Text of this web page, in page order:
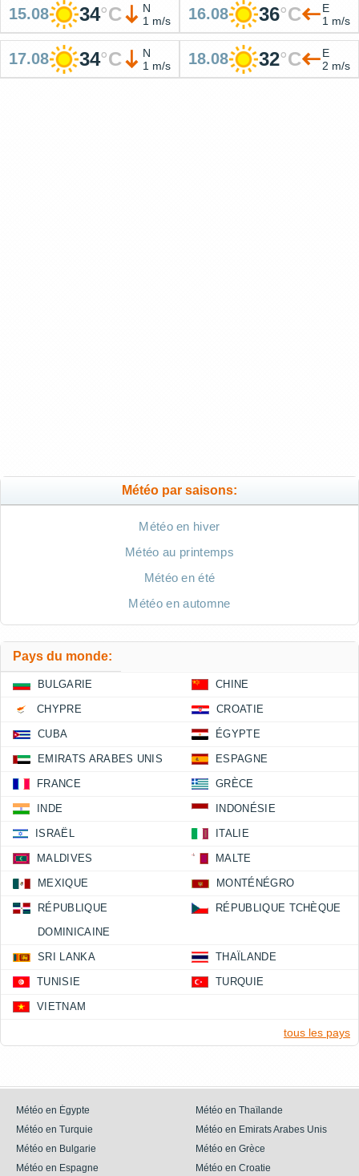
15.08 34°C
N
1 m/s
16.08 36°C
E
1 m/s
17.08 34°C
N
1 m/s
18.08 32°C
E
2 m/s
Météo par saisons:
Météo en hiver
Météo au printemps
Météo en été
Météo en automne
Pays du monde:
BULGARIE CHINE
CHYPRE CROATIE
CUBA ÉGYPTE
EMIRATS ARABES UNIS ESPAGNE
FRANCE GRÈCE
INDE INDONÉSIE
ISRAËL ITALIE
MALDIVES MALTE
MEXIQUE MONTÉNÉGRO
RÉPUBLIQUE
DOMINICAINE
RÉPUBLIQUE TCHÈQUE
SRI LANKA THAÏLANDE
TUNISIE TURQUIE
VIETNAM
tous les pays
Météo en Égypte
Météo en Thaïlande
Météo en Turquie
Météo en Emirats Arabes Unis
Météo en Bulgarie
Météo en Grèce
Météo en Espagne
Météo en Croatie